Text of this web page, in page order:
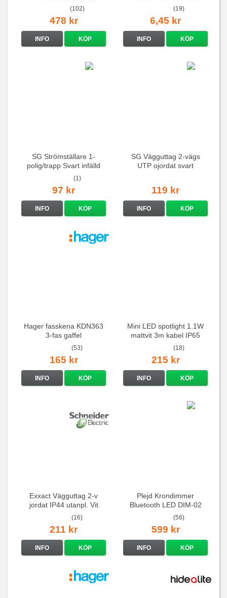
(102)
478 kr
INFO KÖP
(19)
6,45 kr
INFO KÖP
SG Strömställare 1-
polig/trapp Svart infälld
(1)
97 kr
INFO KÖP
SG Vägguttag 2-vägs
UTP ojordat svart
119 kr
INFO KÖP
Hager fasskena KDN363
3-fas gaffel
(53)
165 kr
INFO KÖP
Mini LED spotlight 1.1W
mattvit 3m kabel IP65
(18)
215 kr
INFO KÖP
Exxact Vägguttag 2-v
jordat IP44 utanpl. Vit
(16)
211 kr
INFO KÖP
Plejd Krondimmer
Bluetooth LED DIM-02
(56)
599 kr
INFO KÖP